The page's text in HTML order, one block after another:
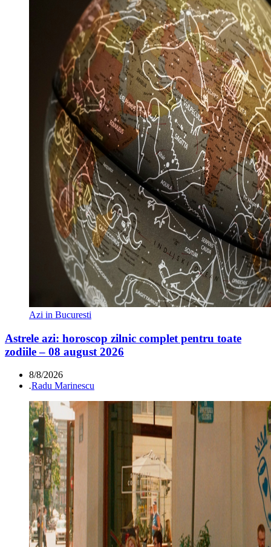
Azi in Bucuresti
Astrele azi: horoscop zilnic complet pentru toate
zodiile – 08 august 2026
8/8/2026
.Radu Marinescu